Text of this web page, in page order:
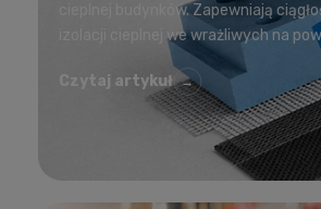
cieplnej budynków. Zapewniają
izolacji cieplnej we wrażliwych na
Czytaj artykuł →